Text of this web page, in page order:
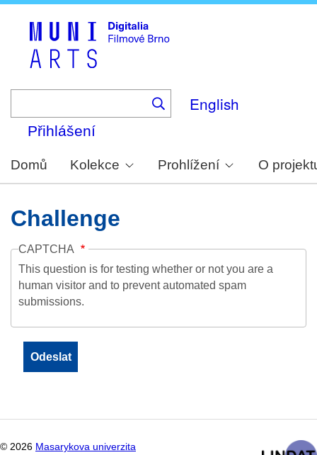
English
Přihlášení
Domů Kolekce Prohlížení O
Challenge
CAPTCHA
This question is for testing whether or not you are a
human visitor and to prevent automated spam
submissions.
© 2026 Masarykova univerzita